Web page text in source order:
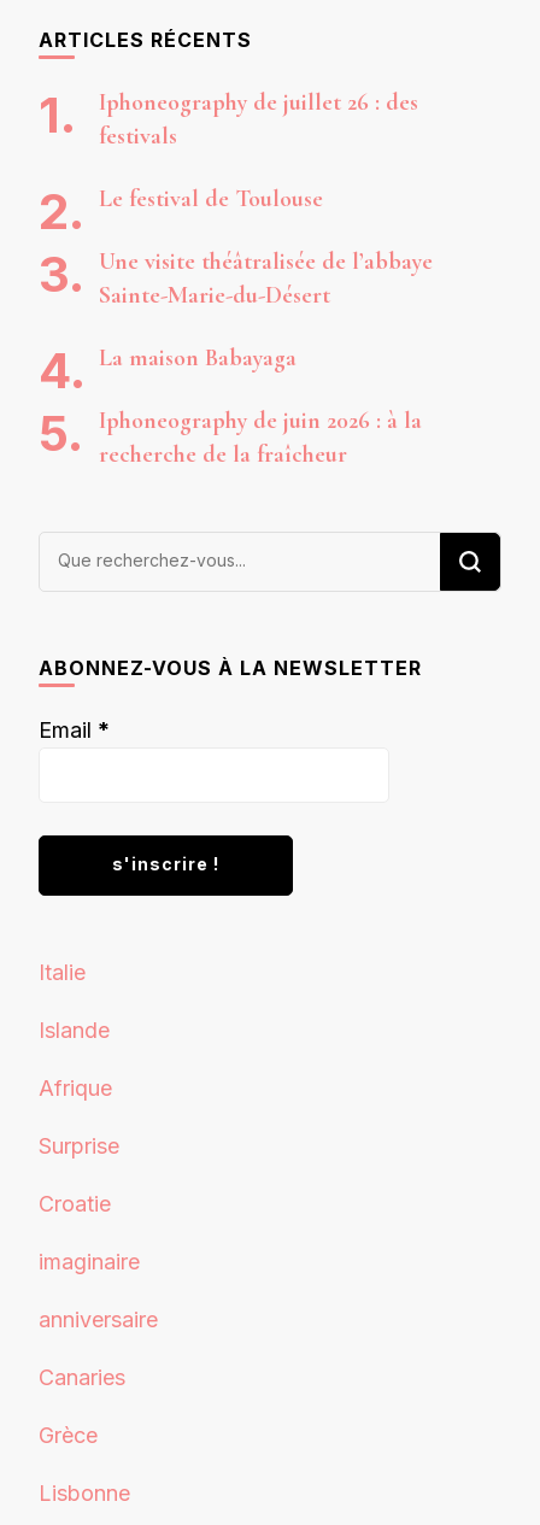
ARTICLES RÉCENTS
Iphoneography de juillet 26 : des
festivals
Le festival de Toulouse
Une visite théâtralisée de l’abbaye
Sainte-Marie-du-Désert
La maison Babayaga
Iphoneography de juin 2026 : à la
recherche de la fraîcheur
Vous
ABONNEZ-VOUS À LA NEWSLETTER
Email *
Italie
Islande
Afrique
Surprise
Croatie
imaginaire
anniversaire
Canaries
Grèce
Lisbonne